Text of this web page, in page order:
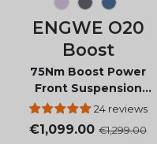
Soft Purple
Graphite
Dusty
ENGWE O20
Boost
75Nm Boost Power
Front Suspension
Folding E-Bike
24 reviews
€1,099.00 €1,299.00